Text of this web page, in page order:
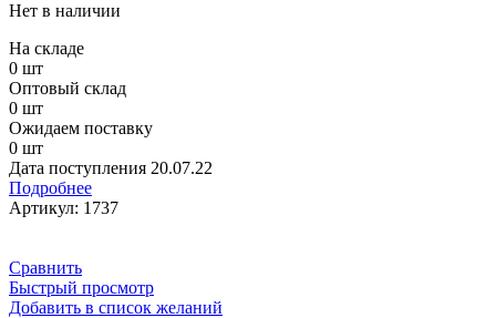
Нет в наличии
На складе
0 шт
Оптовый склад
0 шт
Ожидаем поставку
0 шт
Дата поступления 20.07.22
Подробнее
Артикул: 1737
Сравнить
Быстрый просмотр
Добавить в список желаний